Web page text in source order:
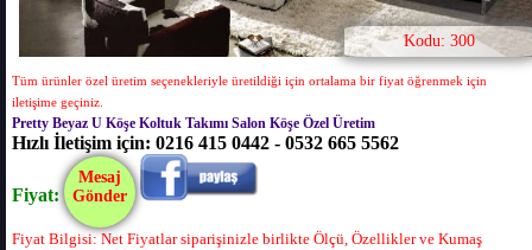
Kodu: 300
Tüm ürünler özel üretim seçenekleriyle üretildiği için ortalama bir fiyat öğrenmek için
iletişime geçiniz.
Pretty Beyaz U Köşe Koltuk Takımı Salon Köşe Özel Üretim
Hızlı İletişim için: 0216 415 0442 - 0532 665 5562
Fiyat:
Mesaj
Gönder
Fiyat Bilgisi: Net Fiyatlar siparişinizle birlikte Ölçü, Özellikler ve Kumaş